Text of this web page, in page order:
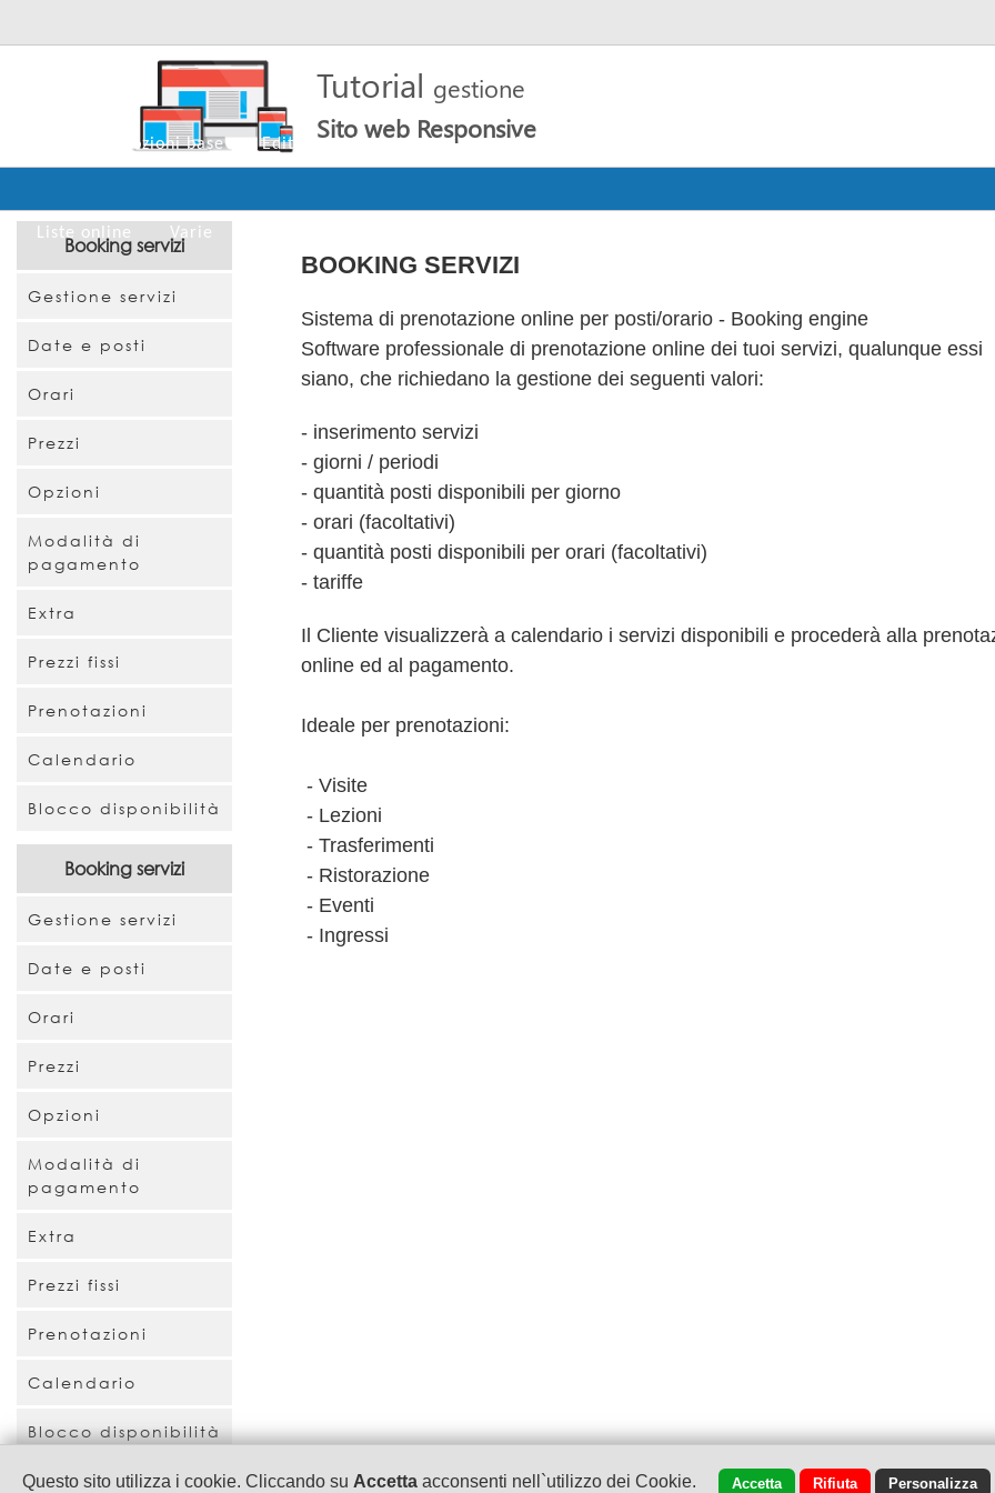
Questo sito utilizza i cookie. Cliccando su Accetta acconsenti nell`utilizzo dei Cookie. Accetta Rifiuta Personalizza
Tutorial gestione
Sito web Responsive
Nozioni base Editor Pagine
Liste online Varie
Booking servizi
Gestione servizi
Date e posti
Orari
Prezzi
Opzioni
Modalità di
pagamento
Extra
Prezzi fissi
Prenotazioni
Calendario
Blocco disponibilità
Booking servizi
Gestione servizi
Date e posti
Orari
Prezzi
Opzioni
Modalità di
pagamento
Extra
Prezzi fissi
Prenotazioni
Calendario
Blocco disponibilità
BOOKING SERVIZI
Sistema di prenotazione online per posti/orario - Booking engine
Software professionale di prenotazione online dei tuoi servizi, qualunque essi
siano, che richiedano la gestione dei seguenti valori:
- inserimento servizi
- giorni / periodi
- quantità posti disponibili per giorno
- orari (facoltativi)
- quantità posti disponibili per orari (facoltativi)
- tariffe
Il Cliente visualizzerà a calendario i servizi disponibili e procederà alla
online ed al pagamento.
Ideale per prenotazioni:
- Visite
- Lezioni
- Trasferimenti
- Ristorazione
- Eventi
- Ingressi